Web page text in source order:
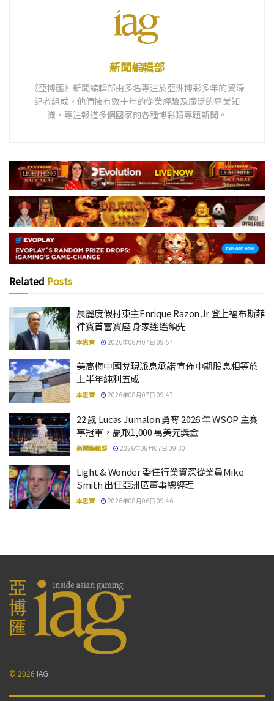
新聞編輯部
《亞博匯》新聞編輯部由多名專注於亞洲博彩多年的資深
記者組成。他們擁有數十年的從業經驗及廣泛的專業知
識，專注報道多個國家的各種博彩類專題新聞。
Related Posts
晨麗度假村東主Enrique Razon Jr 登上福布斯菲
律賓首富寶座 身家遙遙領先
本思齊 2026年08月07日 09:57
美高梅中國兌現派息承諾 宣佈中期股息相等於
上半年純利五成
本思齊 2026年08月07日 09:47
22 歲 Lucas Jumalon 勇奪 2026 年 WSOP 主賽
事冠軍，贏取1,000 萬美元獎金
新聞編輯部 2026年08月07日 09:30
Light & Wonder 委任行業資深從業員Mike
Smith 出任亞洲區董事總經理
本思齊 2026年08月06日 09:46
© 2026 IAG